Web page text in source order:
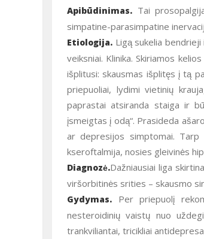
Apibūdinimas. Tai
simpatine-parasimpatine
Etiologija. Ligą sukelia bendrieji
veiksniai. Klinika. Skiriamos
išplitusi: skausmas išplitęs į tą
priepuoliai, lydimi vietinių
paprastai atsiranda staiga ir
įsmeigtas į odą“. Prasideda
ar depresijos simptomai. Tarp
kseroftalmija, nosies gleivinės
Diagnozė.Dažniausiai liga
viršorbitinės srities – skausmo
Gydymas. Per priepuolį
nesteroidinių vaistų nuo
trankviliantai, tricikliai